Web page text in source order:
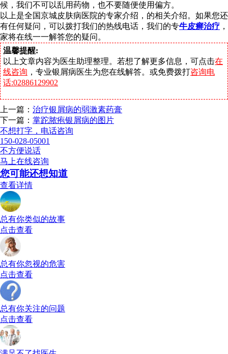
候，我们不可以乱用药物，也不要随便使用偏方。
以上是全国京城皮肤病医院的专家介绍，的相关介绍。如果您还
有任何疑问，可以拨打我们的热线电话，我们的专牛皮癣治疗 ，
家将在线一一解答您的疑问。
温馨提醒:
以上文章内容为医生助理整理。若想了解更多信息，可点击在
线咨询 ，专业银屑病医生为您在线解答。或免费拨打咨询电
话:02886129902
上一篇： 治疗银屑病的弱激素药膏
下一篇： 掌跎脓疱银屑病的图片
不想打字，电话咨询
150-028-05001
不方便说话
马上在线咨询
您可能还想知道
查看详情
总有你类似的故事
点击查看
总有你忽视的危害
点击查看
总有你关注的问题
点击查看